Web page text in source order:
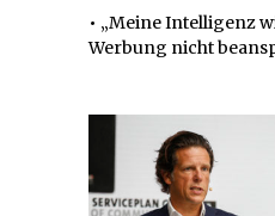
• „Meine Intelligenz
Werbung nicht